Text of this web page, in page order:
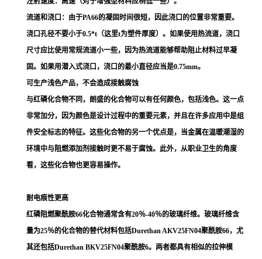
流道和浇口：由于PA66的凝固时间很短，因此浇口的位置非常重要。
浇口孔径不要小于0.5*t（这里t为塑件厚度）。如果使用热流道，浇口
尺寸应比使用常规流道小一些，因为热流道能够帮助阻止材料过早凝
固。如果用潜入式浇口，浇口的最小直径应当是0.75mm。
可生产浅色产品，不会造成接触腐蚀
与红磷化合物不同，朗盛的化合物可以有任何颜色，包括浅色。这一点
非常加分，因为颜色是设计过程中的重要元素，并且在许多应用中是组
件安全标志的特征。这些化合物的另一个优点是，当金属在温暖潮湿的
环境中与阻燃添加剂接触时更不易于腐蚀。此外，从职业卫生的角度
看，这些化合物也更容易操作。
耐电痕性更高
红磷阻燃聚酰胺66化合物通常含有20％-40％的玻璃纤维。玻璃纤维含
量为25％的化合物的替代材料包括Durethan AKV25FN04聚酰胺66，尤
其还包括Durethan BKV25FN04聚酰胺6。两者都具有相似的拉伸模